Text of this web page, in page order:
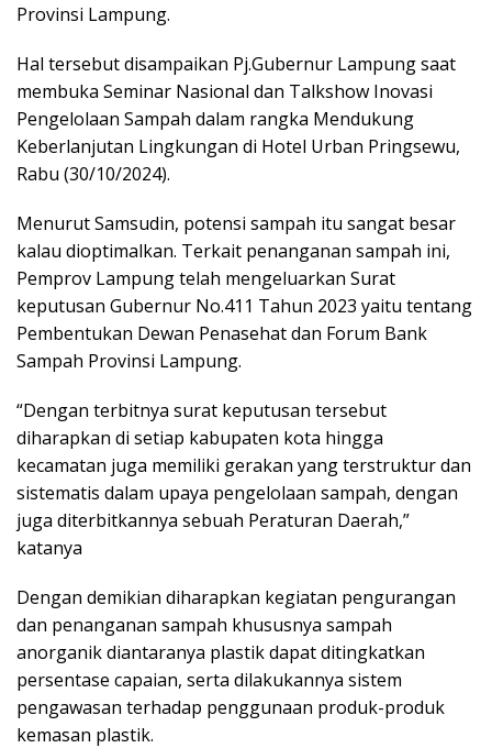
Provinsi Lampung.
Hal tersebut disampaikan Pj.Gubernur Lampung saat
membuka Seminar Nasional dan Talkshow Inovasi
Pengelolaan Sampah dalam rangka Mendukung
Keberlanjutan Lingkungan di Hotel Urban Pringsewu,
Rabu (30/10/2024).
Menurut Samsudin, potensi sampah itu sangat besar
kalau dioptimalkan. Terkait penanganan sampah ini,
Pemprov Lampung telah mengeluarkan Surat
keputusan Gubernur No.411 Tahun 2023 yaitu tentang
Pembentukan Dewan Penasehat dan Forum Bank
Sampah Provinsi Lampung.
“Dengan terbitnya surat keputusan tersebut
diharapkan di setiap kabupaten kota hingga
kecamatan juga memiliki gerakan yang terstruktur dan
sistematis dalam upaya pengelolaan sampah, dengan
juga diterbitkannya sebuah Peraturan Daerah,”
katanya
Dengan demikian diharapkan kegiatan pengurangan
dan penanganan sampah khususnya sampah
anorganik diantaranya plastik dapat ditingkatkan
persentase capaian, serta dilakukannya sistem
pengawasan terhadap penggunaan produk-produk
kemasan plastik.